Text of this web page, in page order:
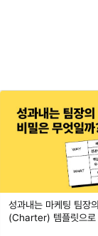
성과내는 마케팅 팀장
(Charter) 템플릿으로